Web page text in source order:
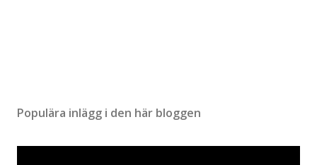
Populära inlägg i den här bloggen